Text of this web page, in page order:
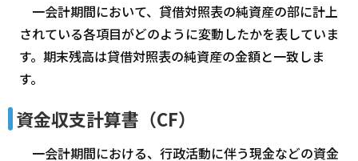
一会計期間において、貸借対照表の純資産の部に計上
されている各項目がどのように変動したかを表していま
す。期末残高は貸借対照表の純資産の金額と一致しま
す。
資金収支計算書（CF）
一会計期間における、行政活動に伴う現金などの資金